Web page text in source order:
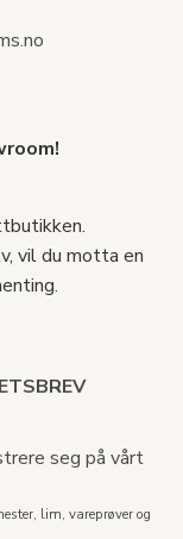
vil du motta en
seg på vårt
lim, vareprøver og